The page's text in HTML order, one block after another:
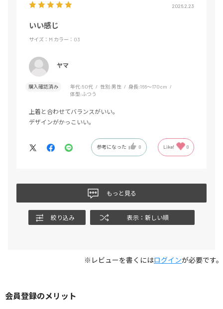
2026.2.23
いい感じ
サイズ：M カラー：03
ヤマ
購入確認済み 年代:50代 性別:男性 身長:166～170cm
体型:ふつう
上着と合わせてバランスがいい。
デザインがかっこいい。
参考になった 0 Like! 0
もっと見る
絞り込み 表示：新しい順
※レビューを書くにはログインが必要です。
会員登録のメリット